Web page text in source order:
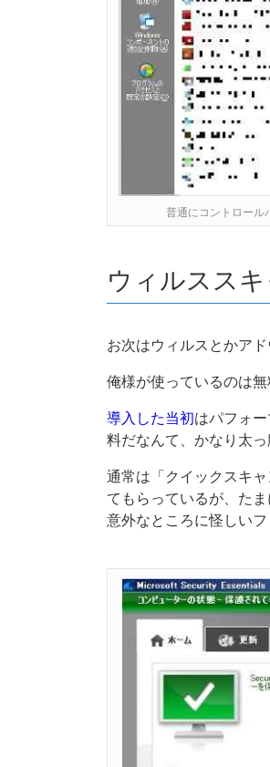
普通にコントロール
ウィルスス
お次はウィルスとかア
俺様が使っているのは無
導入した当初はパフォ
料だなんて、かなり太っ
通常は「クイックスキ
てもらっているが、た
意外なところに怪しい